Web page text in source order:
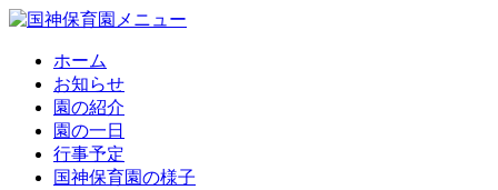
ホーム
お知らせ
園の紹介
園の一日
行事予定
国神保育園の様子